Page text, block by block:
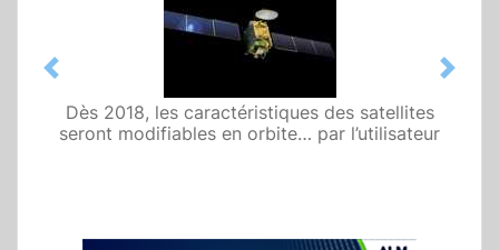
Dès 2018, les caractéristiques des satellites
seront modifiables en orbite… par l’utilisateur
Previous Next